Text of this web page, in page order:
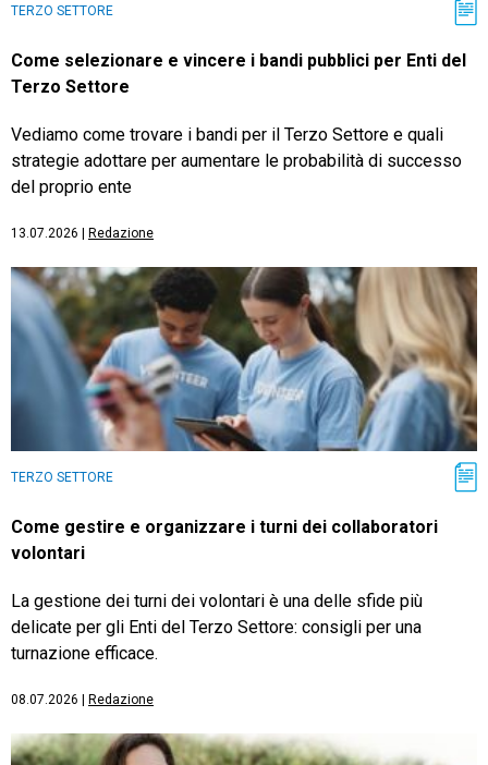
TERZO SETTORE
Come selezionare e vincere i bandi pubblici per Enti del
Terzo Settore
Vediamo come trovare i bandi per il Terzo Settore e quali
strategie adottare per aumentare le probabilità di successo
del proprio ente
13.07.2026 Redazione
TERZO SETTORE
Come gestire e organizzare i turni dei collaboratori
volontari
La gestione dei turni dei volontari è una delle sfide più
delicate per gli Enti del Terzo Settore: consigli per una
turnazione efficace.
08.07.2026 Redazione